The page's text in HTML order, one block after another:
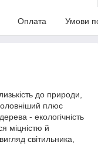
Оплата Умови
до природи,
плюс
- екологічність
міцністю й
світильника,